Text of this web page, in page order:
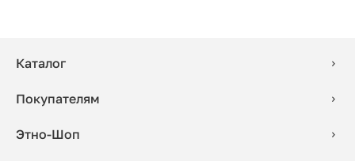
Каталог
Покупателям
Этно-Шоп